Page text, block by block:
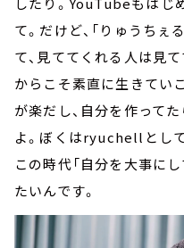
て。だけど、「りゅうちぇ
て、見ててくれる人は見
からこそ素直に生きてい
が楽だし、自分を作って
よ。ぼくはryuchellとし
この時代「自分を大事に
たいんです。